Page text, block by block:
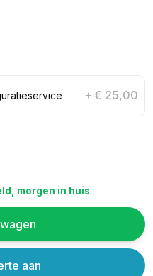
+ € 25,00
morgen in huis
aan